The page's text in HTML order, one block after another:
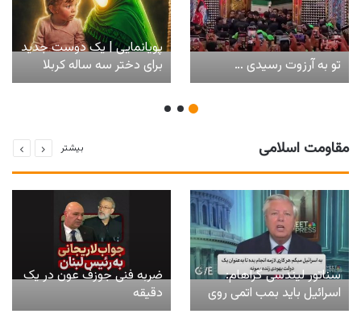
تو به آرزوت رسیدی …
پویانمایی | یک دوست جدید
برای دختر سه ساله کربلا
مقاومت اسلامی بیشتر
سناتور لیندسی گراهام:
اسرائیل باید بمب اتمی روی
غزه بیندازد!
ضربه فنی جوزف عون در یک
دقیقه